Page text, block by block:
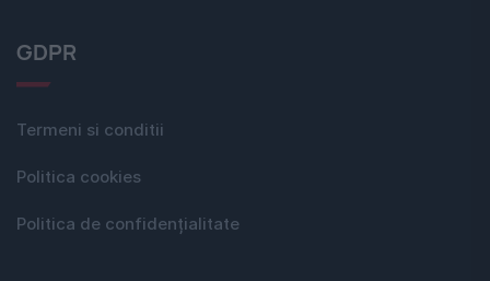
GDPR
Termeni si conditii
Politica cookies
Politica de confidențialitate